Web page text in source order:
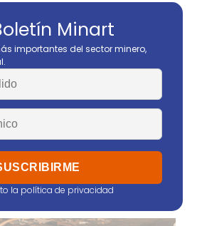
Minart
importantes del sector minero,
la política de privacidad